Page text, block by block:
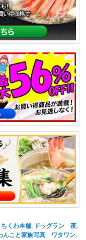
ちくわ本舗, ドッグラン 夜,
んこと家族写真 ワタワン,